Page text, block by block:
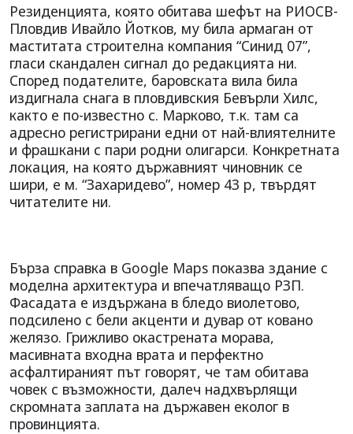
Резиденцията, която обитава шефът на РИОСВ-
Пловдив Ивайло Йотков, му била армаган от
маститата строителна компания “Синид 07”,
гласи скандален сигнал до редакцията ни.
Според подателите, баровската вила била
издигнала снага в пловдивския Бевърли Хилс,
както е по-известно с. Марково, т.к. там са
адресно регистрирани едни от най-влиятелните
и фрашкани с пари родни олигарси. Конкретната
локация, на която държавният чиновник се
шири, е м. “Захаридево”, номер 43 p, твърдят
читателите ни.
Бърза справка в Google Maps показва здание с
моделна архитектура и впечатляващо РЗП.
Фасадата е издържана в бледо виолетово,
подсилено с бели акценти и дувар от ковано
желязо. Грижливо окастрената морава,
масивната входна врата и перфектно
асфалтираният път говорят, че там обитава
човек с възможности, далеч надхвърлящи
скромната заплата на държавен еколог в
провинцията.